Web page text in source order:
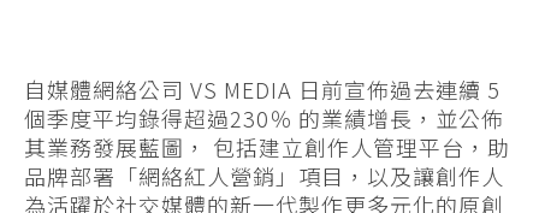
自媒體網絡公司 VS MEDIA 日前宣佈過去連續 5
個季度平均錄得超過230％ 的業績增長，並公佈
其業務發展藍圖， 包括建立創作人管理平台，助
品牌部署「網絡紅人營銷」項目，以及讓創作人
為活躍於社交媒體的新一代製作更多元化的原創